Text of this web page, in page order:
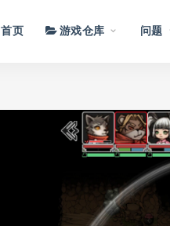
首页 游戏仓库 问题